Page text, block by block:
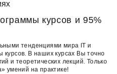
на сайте, Вы можете
вами тарифу: «Online»‎, «VIP»
тарифа можно на
курсов и 95%
тенденциями мира IT и
В наших курсах Вы точно
и теоретических лекций. Только
умений на практике!